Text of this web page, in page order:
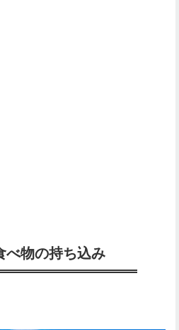
べ物の持ち込み